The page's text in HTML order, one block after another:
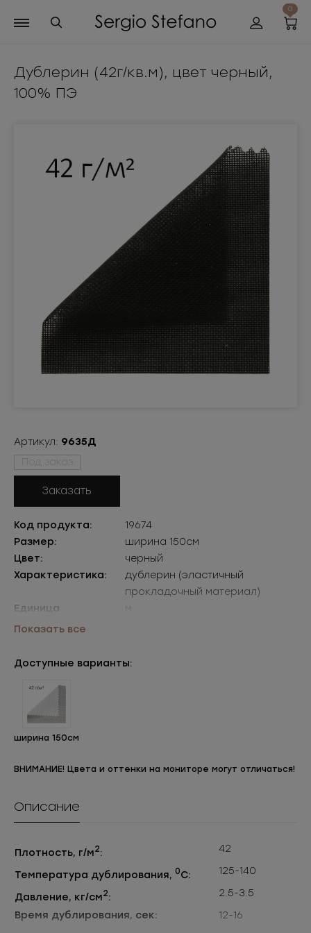
0
Дублерин (42г/кв.м), цвет черный,
100% ПЭ
Артикул: 9635Д
Под заказ
Заказать
Код продукта:
19674
Размер:
ширина 150см
Цвет:
черный
Характеристика:
дублерин (эластичный
прокладочный материал)
Единица
измерения:
м
упаковки:
Показать все
Доступные варианты:
ширина 150см
ВНИМАНИЕ! Цвета и оттенки на мониторе могут отличаться!
Описание
Плотность, г/м2: 42
Температура дублирования, 0С: 125-140
Давление, кг/см2:
2.5-3.5
Время дублирования, сек:
12-16